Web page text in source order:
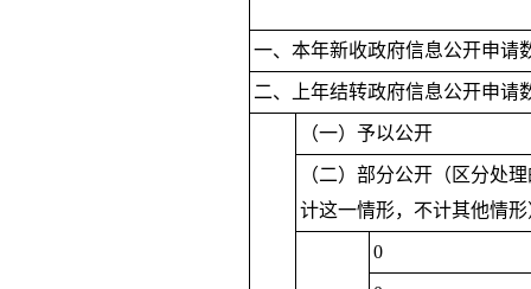
一、本年新收政府信息公开申请
二、上年结转政府信息公开申请
（一）予以公开
（二）部分公开（区分处
计这一情形，不计其他情形
0